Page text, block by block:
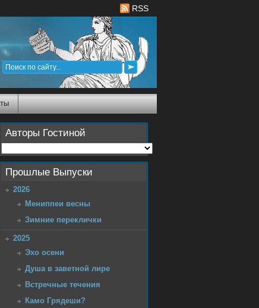
RSS
Авторы Гостиной
Прошлые Выпуски
2026
Мениппеи весны
Зимние переклички
2025
Эхо осени
Душа в заветной лире
Встречные течения
Камо Грядеши?